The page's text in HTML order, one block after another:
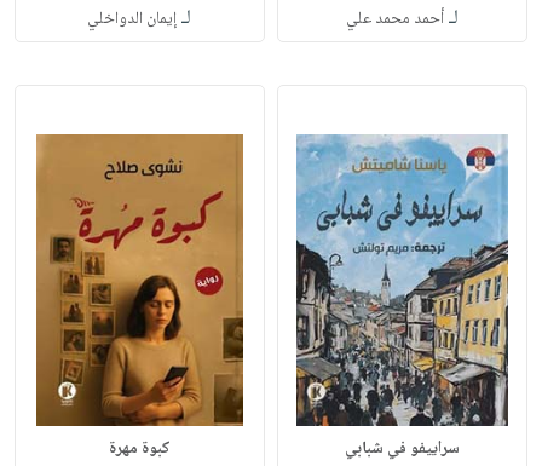
لـأحمد محمد علي لـإيمان الدواخلي
سراييفو في شبابي كبوة مهرة